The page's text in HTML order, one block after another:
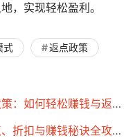
，实现轻松盈利。
式
返点政策
轻松赚钱与返点全揭秘！
扣与赚钱秘诀全攻略！